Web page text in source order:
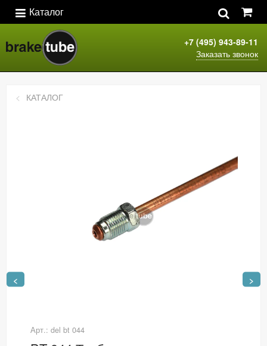
Каталог
+7 (495) 943-89-11
Заказать звонок
< >
КАТАЛОГ
Арт.: del bt 044